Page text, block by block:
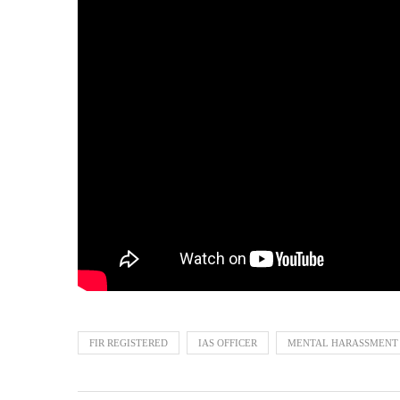
FIR REGISTERED IAS OFFICER MENTAL HARASSMENT